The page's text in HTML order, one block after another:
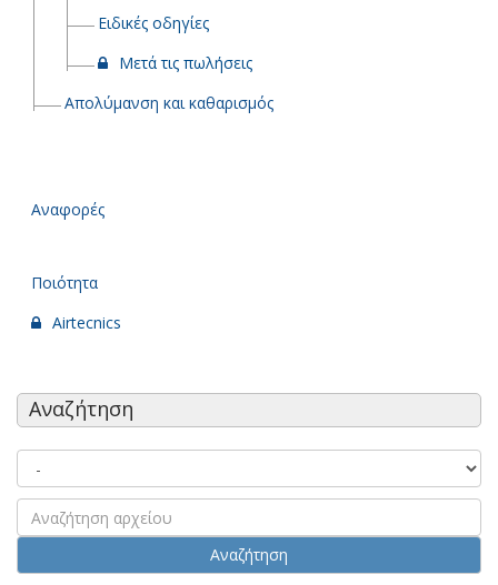
Ειδικές οδηγίες
Μετά τις πωλήσεις
Απολύμανση και καθαρισμός
Αναφορές
Ποιότητα
Airtecnics
Αναζήτηση
Αναζήτηση